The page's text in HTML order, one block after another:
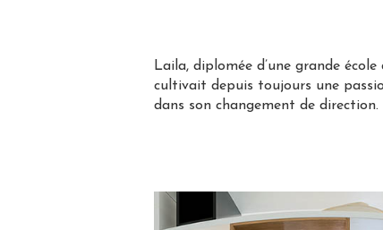
Laila, diplomée d’une grande
cultivait depuis toujours une
dans son changement de direction.